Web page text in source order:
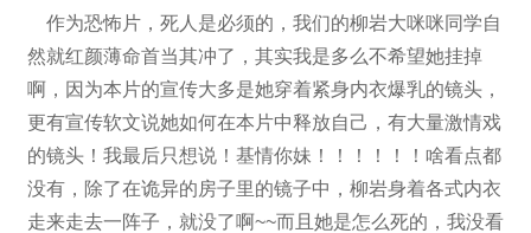
作为恐怖片，死人是必须的，我们的柳岩大咪咪同学自
然就红颜薄命首当其冲了，其实我是多么不希望她挂掉
啊，因为本片的宣传大多是她穿着紧身内衣爆乳的镜头，
更有宣传软文说她如何在本片中释放自己，有大量激情戏
的镜头！我最后只想说！基情你妹！！！！！！啥看点都
没有，除了在诡异的房子里的镜子中，柳岩身着各式内衣
走来走去一阵子，就没了啊~~而且她是怎么死的，我没看